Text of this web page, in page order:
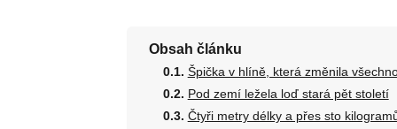
Obsah článku
Špička v hlíně, která změnila
Pod zemí ležela loď stará pět století
Čtyři metry délky a přes sto